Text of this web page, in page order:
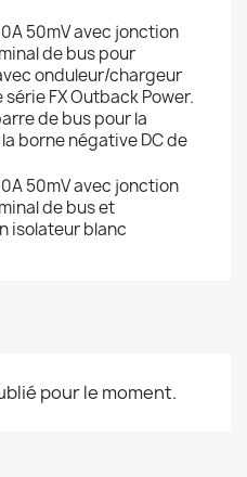
50mV avec jonction
de bus pour
onduleur/chargeur
série FX Outback Power.
de bus pour la
borne négative DC de
50mV avec jonction
de bus et
isolateur blanc
pour le moment.